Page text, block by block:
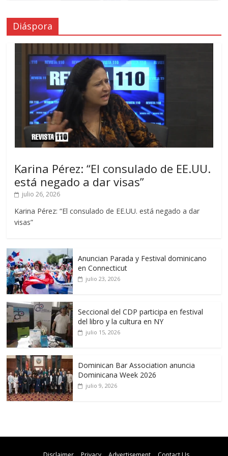
Diáspora
Karina Pérez: “El consulado de EE.UU.
está negado a dar visas”
julio 26, 2026
Karina Pérez: “El consulado de EE.UU. está negado a dar
visas”
Anuncian Parada y Festival dominicano
en Connecticut
julio 23, 2026
Seccional del CDP participa en festival
del libro y la cultura en NY
julio 15, 2026
Dominican Bar Association anuncia
Dominicana Week 2026
julio 9, 2026